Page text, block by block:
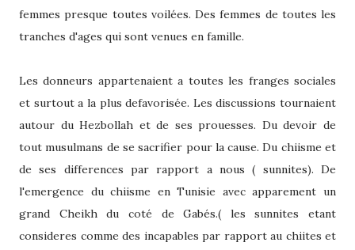
femmes presque toutes voilées. Des femmes de toutes les
tranches d'ages qui sont venues en famille.
Les donneurs appartenaient a toutes les franges sociales
et surtout a la plus defavorisée. Les discussions tournaient
autour du Hezbollah et de ses prouesses. Du devoir de
tout musulmans de se sacrifier pour la cause. Du chiisme et
de ses differences par rapport a nous ( sunnites). De
l'emergence du chiisme en Tunisie avec apparement un
grand Cheikh du coté de Gabés.( les sunnites etant
consideres comme des incapables par rapport au chiites et